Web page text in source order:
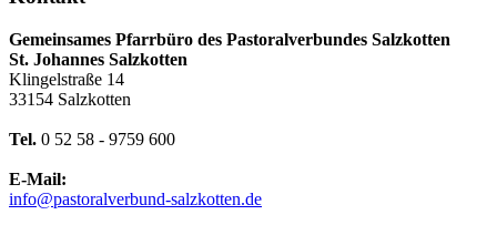
Gemeinsames Pfarrbüro des Pastoralverbundes Salzkotten
St. Johannes Salzkotten
Klingelstraße 14
33154 Salzkotten
Tel. 0 52 58 - 9759 600
E-Mail:
info@pastoralverbund-salzkotten.de